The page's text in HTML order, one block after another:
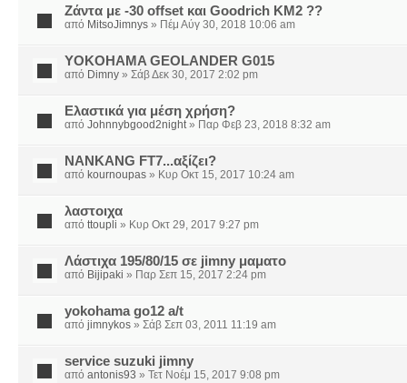
Zάντα με -30 offset και Goodrich KM2 ??
από MitsoJimnys » Πέμ Αύγ 30, 2018 10:06 am
YOKOHAMA GEOLANDER G015
από Dimny » Σάβ Δεκ 30, 2017 2:02 pm
Ελαστικά για μέση χρήση?
από Johnnybgood2night» Παρ Φεβ 23, 2018 8:32 am
NANKANG FT7...αξίζει?
από kournoupas » Κυρ Οκτ 15, 2017 10:24 am
λαστοιχα
από ttoupli » Κυρ Οκτ 29, 2017 9:27 pm
Λάστιχα 195/80/15 σε jimny μαματο
από Bijipaki » Παρ Σεπ 15, 2017 2:24 pm
yokohama go12 a/t
από jimnykos » Σάβ Σεπ 03, 2011 11:19 am
service suzuki jimny
από antonis93 » Τετ Νοέμ 15, 2017 9:08 pm